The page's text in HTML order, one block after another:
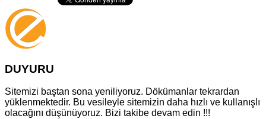
DUYURU
Sitemizi baştan sona yeniliyoruz. Dökümanlar tekrardan
yüklenmektedir. Bu vesileyle sitemizin daha hızlı ve kullanışlı
olacağını düşünüyoruz. Bizi takibe devam edin !!!